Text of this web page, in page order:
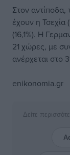
Στον
έχουν η Τσεχία
(16,1%). Η
21 χώρες, με
ανέρχεται στο
enikonomia.gr
Δείτε